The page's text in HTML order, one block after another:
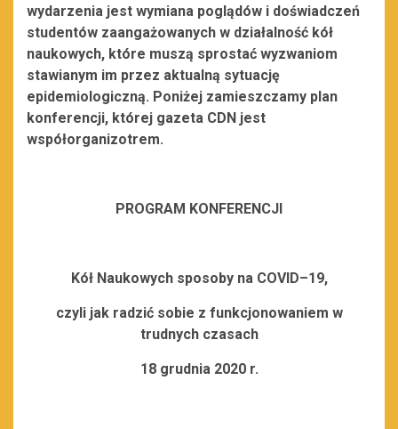
wydarzenia jest wymiana poglądów i doświadczeń
studentów zaangażowanych w działalność kół
naukowych, które muszą sprostać wyzwaniom
stawianym im przez aktualną sytuację
epidemiologiczną. Poniżej zamieszczamy plan
konferencji, której gazeta CDN jest
współorganizotrem.
PROGRAM KONFERENCJI
Kół Naukowych sposoby na COVID–19,
czyli jak radzić sobie z funkcjonowaniem w
trudnych czasach
18 grudnia 2020 r.